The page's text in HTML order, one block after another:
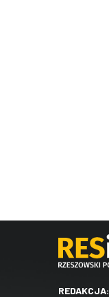
REDAKCJA: